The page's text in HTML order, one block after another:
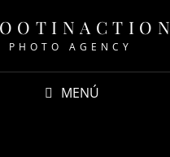
PHOTO AGENCY
MENÚ